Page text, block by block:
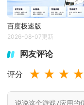
百度极速版
2026-08-07更新
网友评论
评分 ★ ★ ★ ★